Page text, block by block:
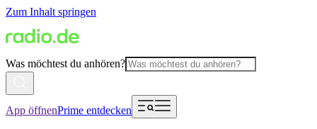
Zum Inhalt springen
Was möchtest du anhören?
App öffnenPrime entdecken